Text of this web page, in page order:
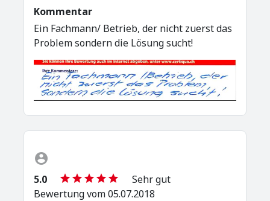
Kommentar
Ein Fachmann/ Betrieb, der nicht zuerst das
Problem sondern die Lösung sucht!
5.0
Sehr gut
Bewertung vom 05.07.2018